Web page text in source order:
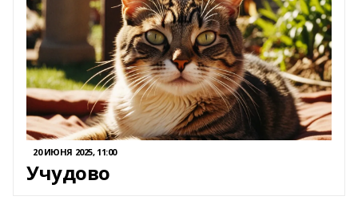
20 ИЮНЯ 2025, 11:00
Учудово